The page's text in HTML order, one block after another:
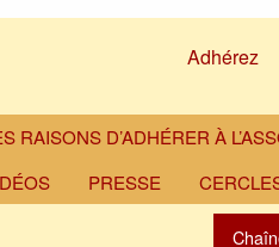
Adhérez
RAISONS D’ADHÉRER À
PRESSE